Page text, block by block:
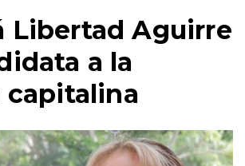
Libertad Aguirre
a la
capitalina